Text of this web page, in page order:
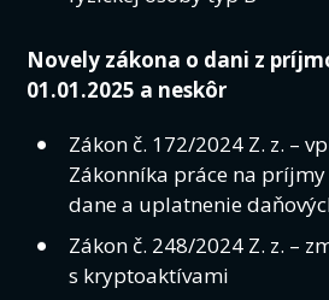
Novely zákona o dani z
01.01.2025 a neskôr
Zákon č. 172/2024 Z. z. –
Zákonníka práce na
dane a uplatnenie
Zákon č. 248/2024 Z. z. –
s kryptoaktívami